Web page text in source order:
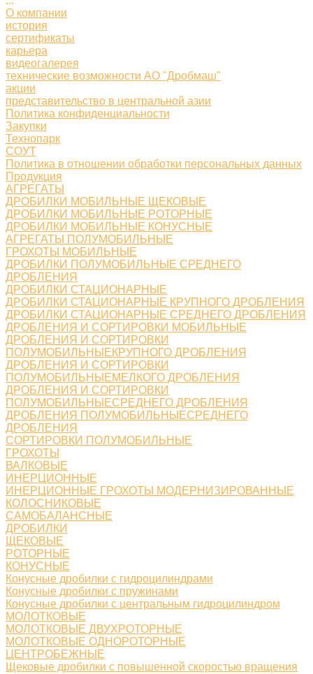
О компании
история
сертификаты
карьера
видеогалерея
технические возможности АО "Дробмаш"
акции
представительство в центральной азии
Политика конфиденциальности
Закупки
Технопарк
СОУТ
Политика в отношении обработки персональных данных
Продукция
АГРЕГАТЫ
ДРОБИЛКИ МОБИЛЬНЫЕ ЩЕКОВЫЕ
ДРОБИЛКИ МОБИЛЬНЫЕ РОТОРНЫЕ
ДРОБИЛКИ МОБИЛЬНЫЕ КОНУСНЫЕ
АГРЕГАТЫ ПОЛУМОБИЛЬНЫЕ
ГРОХОТЫ МОБИЛЬНЫЕ
ДРОБИЛКИ ПОЛУМОБИЛЬНЫЕ СРЕДНЕГО
ДРОБЛЕНИЯ
ДРОБИЛКИ СТАЦИОНАРНЫЕ
ДРОБИЛКИ СТАЦИОНАРНЫЕ КРУПНОГО ДРОБЛЕНИЯ
ДРОБИЛКИ СТАЦИОНАРНЫЕ СРЕДНЕГО ДРОБЛЕНИЯ
ДРОБЛЕНИЯ И СОРТИРОВКИ МОБИЛЬНЫЕ
ДРОБЛЕНИЯ И СОРТИРОВКИ
ПОЛУМОБИЛЬНЫЕКРУПНОГО ДРОБЛЕНИЯ
ДРОБЛЕНИЯ И СОРТИРОВКИ
ПОЛУМОБИЛЬНЫЕМЕЛКОГО ДРОБЛЕНИЯ
ДРОБЛЕНИЯ И СОРТИРОВКИ
ПОЛУМОБИЛЬНЫЕСРЕДНЕГО ДРОБЛЕНИЯ
ДРОБЛЕНИЯ ПОЛУМОБИЛЬНЫЕСРЕДНЕГО
ДРОБЛЕНИЯ
СОРТИРОВКИ ПОЛУМОБИЛЬНЫЕ
ГРОХОТЫ
ВАЛКОВЫЕ
ИНЕРЦИОННЫЕ
ИНЕРЦИОННЫЕ ГРОХОТЫ МОДЕРНИЗИРОВАННЫЕ
КОЛОСНИКОВЫЕ
САМОБАЛАНСНЫЕ
ДРОБИЛКИ
ЩЕКОВЫЕ
РОТОРНЫЕ
КОНУСНЫЕ
Конусные дробилки с гидроцилиндрами
Конусные дробилки с пружинами
Конусные дробилки с центральным гидроцилиндром
МОЛОТКОВЫЕ
МОЛОТКОВЫЕ ДВУХРОТОРНЫЕ
МОЛОТКОВЫЕ ОДНОРОТОРНЫЕ
ЦЕНТРОБЕЖНЫЕ
Щековые дробилки с повышенной скоростью вращения